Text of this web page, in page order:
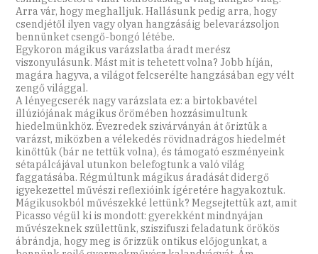
Arra vár, hogy meghalljuk. Hallásunk pedig arra, hogy
csendjétől ilyen vagy olyan hangzásáig belevarázsoljon
bennünket csengő-bongó létébe.
Egykoron mágikus varázslatba áradt merész
viszonyulásunk. Mást mit is tehetett volna? Jobb híján,
magára hagyva, a világot felcserélte hangzásában egy vélt
zengő világgal.
A lényegcserék nagy varázslata ez: a birtokbavétel
illúziójának mágikus örömében hozzásimultunk
hiedelmünkhöz. Évezredek szivárványán át őriztük a
varázst, miközben a vélekedés rövidnadrágos hiedelmét
kinőttük (bár ne tettük volna), és támogató eszményeink
sétapálcájával utunkon belefogtunk a való világ
faggatásába. Régmúltunk mágikus áradását didergő
igyekezettel művészi reflexióink ígéretére hagyakoztuk.
Mágikusokból művészekké lettünk? Megsejtettük azt, amit
Picasso végül ki is mondott: gyerekként mindnyájan
művészeknek születtünk, sziszifuszi feladatunk örökös
ábrándja, hogy meg is őrizzük ontikus előjogunkat, a